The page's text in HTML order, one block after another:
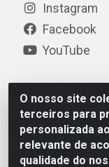
O nosso site
terceiros para
personalizada
relevante de
qualidade do
Instagram
Facebook
YouTube
Distac
- Jardim